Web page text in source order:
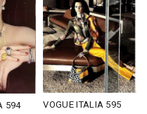
594
VOGUE ITALIA 595